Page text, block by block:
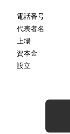
電話番号
代表者名
上場
資本金
設立